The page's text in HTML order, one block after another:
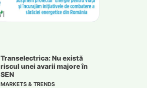
Transelectrica: Nu există
riscul unei avarii majore în
SEN
MARKETS & TRENDS